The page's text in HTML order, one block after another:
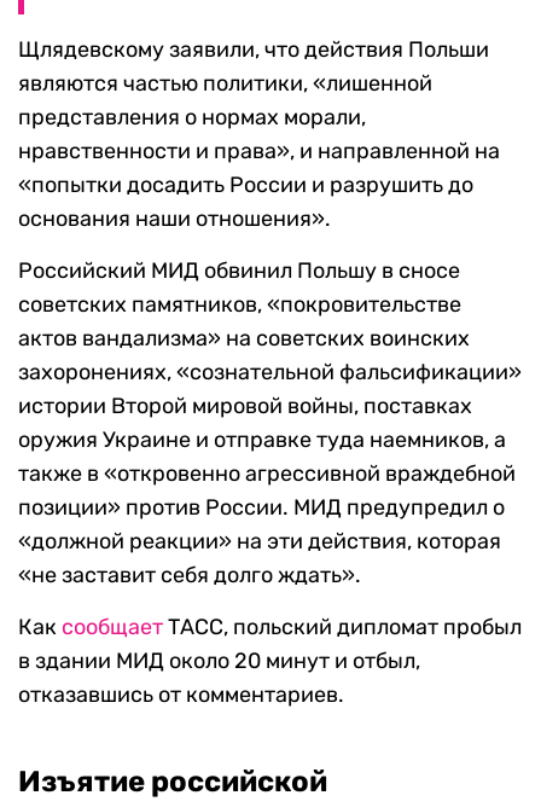
Щлядевскому заявили, что действия Польши
являются частью политики, «лишенной
представления о нормах морали,
нравственности и права», и направленной на
«попытки досадить России и разрушить до
основания наши отношения».
Российский МИД обвинил Польшу в сносе
советских памятников, «покровительстве
актов вандализма» на советских воинских
захоронениях, «сознательной фальсификации»
истории Второй мировой войны, поставках
оружия Украине и отправке туда наемников, а
также в «откровенно агрессивной враждебной
позиции» против России. МИД предупредил о
«должной реакции» на эти действия, которая
«не заставит себя долго ждать».
Как сообщаетТАСС, польский дипломат пробыл
в здании МИД около 20 минут и отбыл,
отказавшись от комментариев.
Изъятие российской